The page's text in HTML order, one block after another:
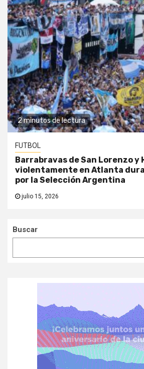
2 minutos de lectura
FUTBOL
Barrabravas de San Lorenzo y
violentamente en Atlanta
por la Selección Argentina
julio 15, 2026
Buscar